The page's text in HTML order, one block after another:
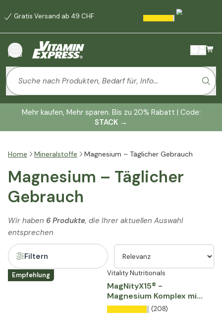
Gratis Versand ab 49 CHF
Menü
Mehr kaufen, Mehr sparen. Bis zu 20% Rabatt | Code:
STACK →
Home Mineralstoffe Magnesium – Täglicher Gebrauch
Magnesium – Täglicher
Gebrauch
Wir haben 6 Produkte, die Ihrer aktuellen Auswahl
entsprechen
Filtern
Empfehlung Vitality Nutritionals
MagNityX15® -
Magnesium Komplex mit
15 Verbindungen
(208)